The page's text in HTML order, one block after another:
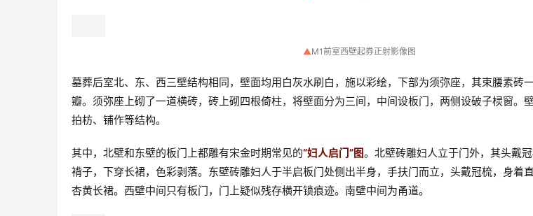
墓葬后室北、东、西三壁结构相同，壁面均用白灰水刷白，施以彩绘，下部为须弥座，其束腰素砖
拍枋、铺作等结构。
其中，北壁和东壁的板门上都雕有宋金时期常见的
杏黄长裙。西壁中间只有板门，门上疑似残存横开锁痕迹。南壁中间为甬道。